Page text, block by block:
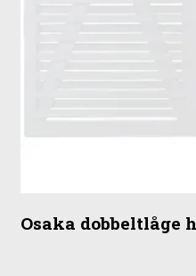
Osaka dobbeltlåge